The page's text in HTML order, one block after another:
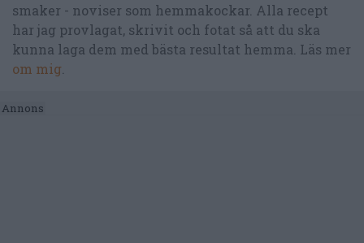
smaker - noviser som hemmakockar. Alla recept
har jag provlagat, skrivit och fotat så att du ska
kunna laga dem med bästa resultat hemma. Läs mer
om mig